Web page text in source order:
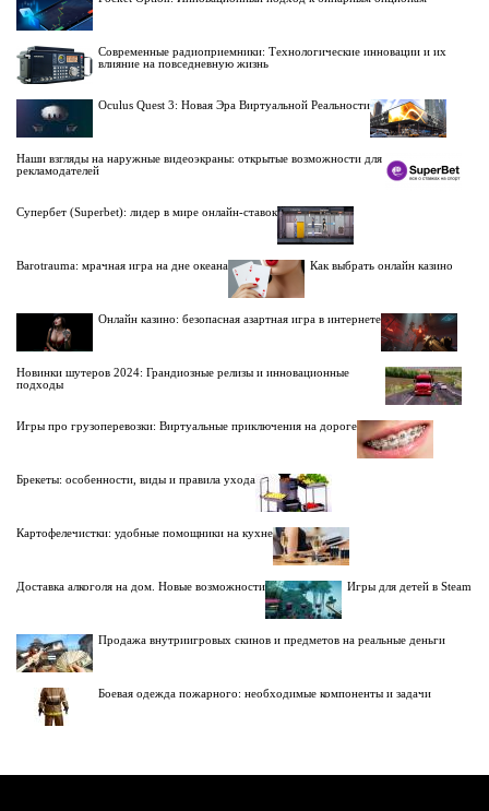
Современные радиоприемники: Технологические инновации и их
влияние на повседневную жизнь
Oculus Quest 3: Новая Эра Виртуальной Реальности
Наши взгляды на наружные видеоэкраны: открытые возможности для
рекламодателей
Супербет (Superbet): лидер в мире онлайн-ставок
Barotrauma: мрачная игра на дне океана Как выбрать онлайн казино
Онлайн казино: безопасная азартная игра в интернете
Новинки шутеров 2024: Грандиозные релизы и инновационные
подходы
Игры про грузоперевозки: Виртуальные приключения на дороге
Брекеты: особенности, виды и правила ухода
Картофелечистки: удобные помощники на кухне
Доставка алкоголя на дом. Новые возможности Игры для детей в Steam
Продажа внутриигровых скинов и предметов на реальные деньги
Боевая одежда пожарного: необходимые компоненты и задачи